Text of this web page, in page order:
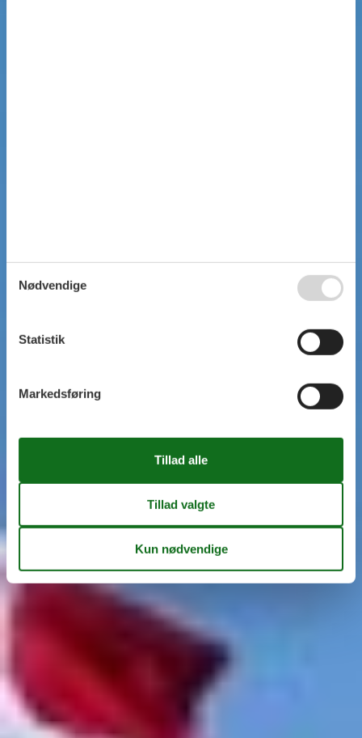
Nødvendige
Statistik
Markedsføring